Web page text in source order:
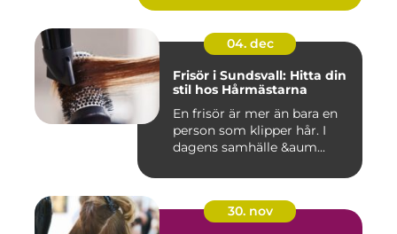
04. dec
Frisör i Sundsvall: Hitta din
stil hos Hårmästarna
En frisör är mer än bara en
person som klipper hår. I
dagens samhälle &aum...
30. nov